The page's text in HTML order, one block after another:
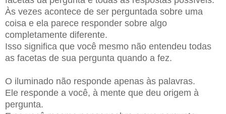
Às vezes acontece de ser perguntada sobre uma
coisa e ela parece responder sobre algo
completamente diferente.
Isso significa que você mesmo não entendeu todas
as facetas de sua pergunta quando a fez.
O iluminado não responde apenas às palavras.
Ele responde a você, à mente que deu origem à
pergunta.